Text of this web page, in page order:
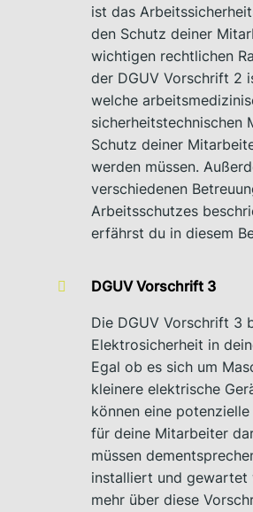
ist das
den Schutz deiner
wichtigen rechtlichen
der DGUV Vorschrift 2
welche
sicherheitstechnischen
Schutz deiner
werden müssen.
verschiedenen
Arbeitsschutzes
erfährst du in diesem
DGUV Vorschrift 3
Die DGUV Vorschrift 3
Elektrosicherheit in
Egal ob es sich um
kleinere elektrische
können eine
für deine Mitarbeiter
müssen
installiert und gewartet
mehr über diese